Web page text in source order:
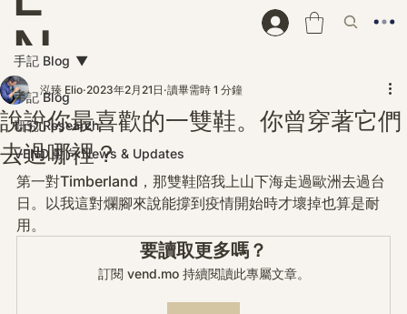
N
D
手記 Blog
研究 Research
VEND 動向 News & Updates
手記 Blog
說說你最喜歡的一雙鞋。你曾穿著它們
去過哪裡？
泓臻 Elio 2023年2月21日 讀畢需時 1 分鐘
第一對Timberland，那雙鞋陪我上山下海走過歐洲去過台
日。以我這對爛腳來說能撐到疫情開始時才壞掉也算是耐
用。
要讀取更多嗎？
訂閱 vend.mo 持續閱讀此專屬文章。